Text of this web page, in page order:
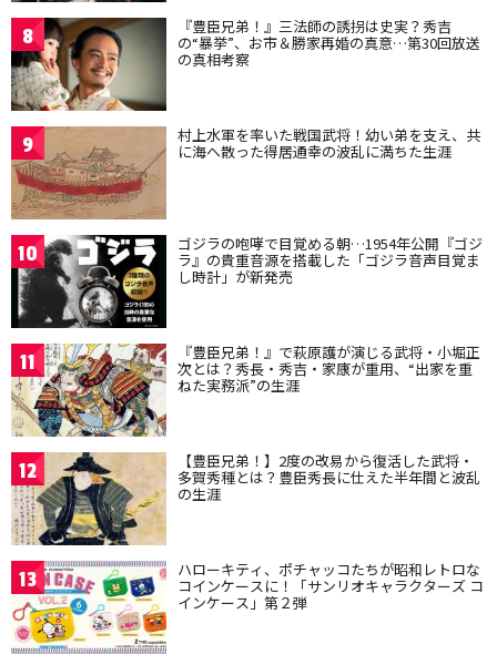
8 『豊臣兄弟！』三法師の誘拐は史実？秀吉
の“暴挙”、お市＆勝家再婚の真意…第30回放送
の真相考察
9 村上水軍を率いた戦国武将！幼い弟を支え、共
に海へ散った得居通幸の波乱に満ちた生涯
10 ゴジラの咆哮で目覚める朝…1954年公開『ゴジ
ラ』の貴重音源を搭載した「ゴジラ音声目覚ま
し時計」が新発売
11 『豊臣兄弟！』で萩原護が演じる武将・小堀正
次とは？秀長・秀吉・家康が重用、“出家を重
ねた実務派”の生涯
12 【豊臣兄弟！】2度の改易から復活した武将・
多賀秀種とは？豊臣秀長に仕えた半年間と波乱
の生涯
13 ハローキティ、ポチャッコたちが昭和レトロな
コインケースに！「サンリオキャラクターズ コ
インケース」第２弾